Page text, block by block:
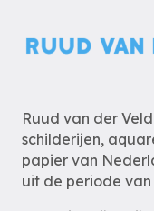
Ruud van der
schilderijen,
papier van
uit de periode